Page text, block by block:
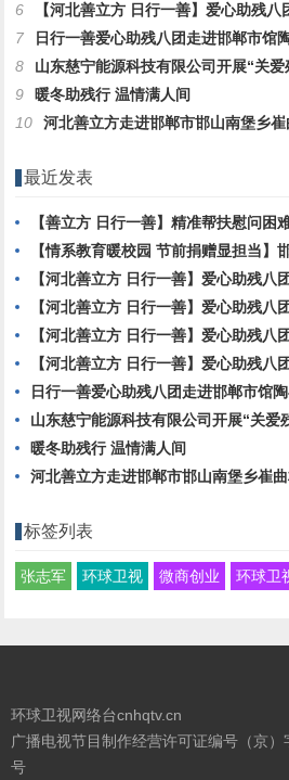
6
【河北善立方 日行一善】爱心助残
7
日行一善爱心助残八团走进邯郸市馆
8
山东慈宁能源科技有限公司开展“关
9
暖冬助残行 温情满人间
10
河北善立方走进邯郸市邯山南堡乡崔
最近发表
【善立方 日行一善】精准帮扶慰问困
【情系教育暖校园 节前捐赠显担当】
【河北善立方 日行一善】爱心助残八
【河北善立方 日行一善】爱心助残八团
【河北善立方 日行一善】爱心助残八
【河北善立方 日行一善】爱心助残八
日行一善爱心助残八团走进邯郸市馆
山东慈宁能源科技有限公司开展“关爱
暖冬助残行 温情满人间
河北善立方走进邯郸市邯山南堡乡崔
标签列表
张志军 环球卫视 微商创业 环球卫
环球卫视网络台cnhqtv.cn
广播电视节目制作经营许可证编号（京）
号